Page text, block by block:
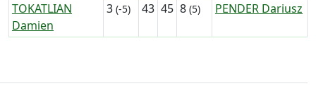
TOKATLIAN
Damien
3 (-5) 43 45 8 (5) PENDER Dariusz